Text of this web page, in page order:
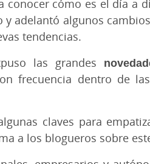
conocer cómo es el día a
adelantó algunos
tendencias.
las grandes
frecuencia dentro de
claves para
a los blogueros sobre